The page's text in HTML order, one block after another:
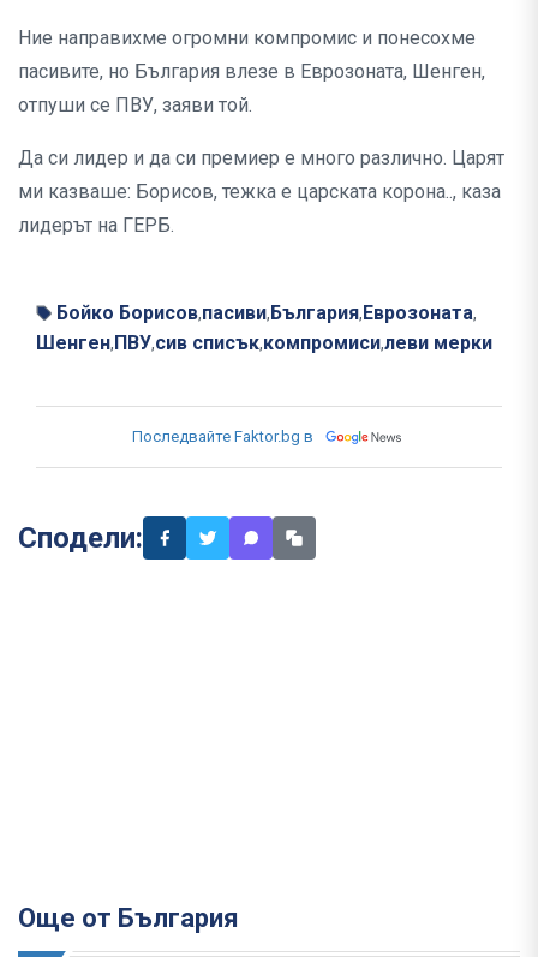
Ние направихме огромни компромис и понесохме
пасивите, но България влезе в Еврозоната, Шенген,
отпуши се ПВУ, заяви той.
Да си лидер и да си премиер е много различно. Царят
ми казваше: Борисов, тежка е царската корона.., каза
лидерът на ГЕРБ.
Бойко Борисов,пасиви, България, Еврозоната,
Шенген, ПВУ,сив списък,компромиси,леви мерки
Последвайте Faktor.bg в
Сподели:
Още от България